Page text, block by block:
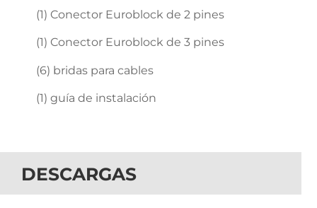
(1) Conector Euroblock de 2 pines
(1) Conector Euroblock de 3 pines
(6) bridas para cables
(1) guía de instalación
DESCARGAS